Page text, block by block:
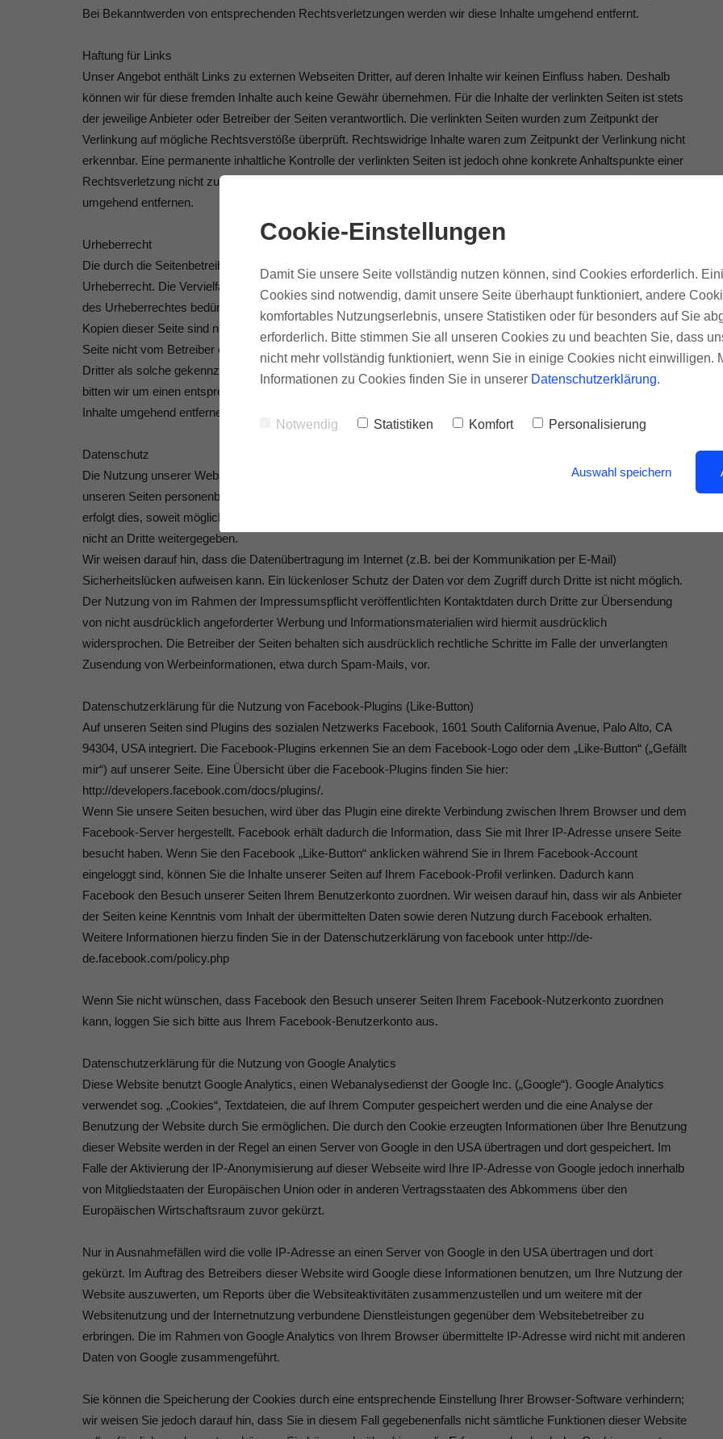
Bei Bekanntwerden von entsprechenden Rechtsverletzungen werden wir diese Inhalte umgehend entfernt.
Haftung für Links
Unser Angebot enthält Links zu externen Webseiten Dritter, auf deren Inhalte wir keinen Einfluss haben. Deshalb
können wir für diese fremden Inhalte auch keine Gewähr übernehmen. Für die Inhalte der verlinkten Seiten ist stets
der jeweilige Anbieter oder Betreiber der Seiten verantwortlich. Die verlinkten Seiten wurden zum Zeitpunkt der
Verlinkung auf mögliche Rechtsverstöße überprüft. Rechtswidrige Inhalte waren zum Zeitpunkt der Verlinkung nicht
erkennbar. Eine permanente inhaltliche Kontrolle der verlinkten Seiten ist jedoch ohne konkrete Anhaltspunkte einer
Rechtsverletzung nicht zumutbar. Bei Bekanntwerden von Rechtsverletzungen werden wir derartige Links
umgehend entfernen.
Urheberrecht
Die durch die Seitenbetreiber erstellten Inhalte und Werke auf diesen Seiten unterliegen dem deutschen
Urheberrecht. Die Vervielfältigung, Bearbeitung, Verbreitung und jede Art der Verwertung außerhalb der Grenzen
des Urheberrechtes bedürfen der schriftlichen Zustimmung des jeweiligen Autors bzw. Erstellers. Downloads und
Kopien dieser Seite sind nur für den privaten, nicht kommerziellen Gebrauch gestattet. Soweit die Inhalte auf dieser
Seite nicht vom Betreiber erstellt wurden, werden die Urheberrechte Dritter beachtet. Insbesondere werden Inhalte
Dritter als solche gekennzeichnet. Sollten Sie trotzdem auf eine Urheberrechtsverletzung aufmerksam werden,
bitten wir um einen entsprechenden Hinweis. Bei Bekanntwerden von Rechtsverletzungen werden wir derartige
Inhalte umgehend entfernen.
Datenschutz
Die Nutzung unserer Webseite ist in der Regel ohne Angabe personenbezogener Daten möglich. Soweit auf
unseren Seiten personenbezogene Daten (beispielsweise Name, Anschrift oder eMail-Adressen) erhoben werden,
erfolgt dies, soweit möglich, stets auf freiwilliger Basis. Diese Daten werden ohne Ihre ausdrückliche Zustimmung
nicht an Dritte weitergegeben.
Wir weisen darauf hin, dass die Datenübertragung im Internet (z.B. bei der Kommunikation per E-Mail)
Sicherheitslücken aufweisen kann. Ein lückenloser Schutz der Daten vor dem Zugriff durch Dritte ist nicht möglich.
Der Nutzung von im Rahmen der Impressumspflicht veröffentlichten Kontaktdaten durch Dritte zur Übersendung
von nicht ausdrücklich angeforderter Werbung und Informationsmaterialien wird hiermit ausdrücklich
widersprochen. Die Betreiber der Seiten behalten sich ausdrücklich rechtliche Schritte im Falle der unverlangten
Zusendung von Werbeinformationen, etwa durch Spam-Mails, vor.
Datenschutzerklärung für die Nutzung von Facebook-Plugins (Like-Button)
Auf unseren Seiten sind Plugins des sozialen Netzwerks Facebook, 1601 South California Avenue, Palo Alto, CA
94304, USA integriert. Die Facebook-Plugins erkennen Sie an dem Facebook-Logo oder dem „Like-Button“ („Gefällt
mir“) auf unserer Seite. Eine Übersicht über die Facebook-Plugins finden Sie hier:
http://developers.facebook.com/docs/plugins/.
Wenn Sie unsere Seiten besuchen, wird über das Plugin eine direkte Verbindung zwischen Ihrem Browser und dem
Facebook-Server hergestellt. Facebook erhält dadurch die Information, dass Sie mit Ihrer IP-Adresse unsere Seite
besucht haben. Wenn Sie den Facebook „Like-Button“ anklicken während Sie in Ihrem Facebook-Account
eingeloggt sind, können Sie die Inhalte unserer Seiten auf Ihrem Facebook-Profil verlinken. Dadurch kann
Facebook den Besuch unserer Seiten Ihrem Benutzerkonto zuordnen. Wir weisen darauf hin, dass wir als Anbieter
der Seiten keine Kenntnis vom Inhalt der übermittelten Daten sowie deren Nutzung durch Facebook erhalten.
Weitere Informationen hierzu finden Sie in der Datenschutzerklärung von facebook unter http://de-
de.facebook.com/policy.php
Wenn Sie nicht wünschen, dass Facebook den Besuch unserer Seiten Ihrem Facebook-Nutzerkonto zuordnen
kann, loggen Sie sich bitte aus Ihrem Facebook-Benutzerkonto aus.
Datenschutzerklärung für die Nutzung von Google Analytics
Diese Website benutzt Google Analytics, einen Webanalysedienst der Google Inc. („Google“). Google Analytics
verwendet sog. „Cookies“, Textdateien, die auf Ihrem Computer gespeichert werden und die eine Analyse der
Benutzung der Website durch Sie ermöglichen. Die durch den Cookie erzeugten Informationen über Ihre Benutzung
dieser Website werden in der Regel an einen Server von Google in den USA übertragen und dort gespeichert. Im
Falle der Aktivierung der IP-Anonymisierung auf dieser Webseite wird Ihre IP-Adresse von Google jedoch innerhalb
von Mitgliedstaaten der Europäischen Union oder in anderen Vertragsstaaten des Abkommens über den
Europäischen Wirtschaftsraum zuvor gekürzt.
Nur in Ausnahmefällen wird die volle IP-Adresse an einen Server von Google in den USA übertragen und dort
gekürzt. Im Auftrag des Betreibers dieser Website wird Google diese Informationen benutzen, um Ihre Nutzung der
Website auszuwerten, um Reports über die Websiteaktivitäten zusammenzustellen und um weitere mit der
Websitenutzung und der Internetnutzung verbundene Dienstleistungen gegenüber dem Websitebetreiber zu
erbringen. Die im Rahmen von Google Analytics von Ihrem Browser übermittelte IP-Adresse wird nicht mit anderen
Daten von Google zusammengeführt.
Sie können die Speicherung der Cookies durch eine entsprechende Einstellung Ihrer Browser-Software verhindern;
wir weisen Sie jedoch darauf hin, dass Sie in diesem Fall gegebenenfalls nicht sämtliche Funktionen dieser Website
Cookie-Einstellungen
Damit Sie unsere Seite vollständig nutzen können, sind Cookies erforderlich.
Cookies sind notwendig, damit unsere Seite überhaupt funktioniert, andere
komfortables Nutzungserlebnis, unsere Statistiken oder für besonders auf Sie
erforderlich. Bitte stimmen Sie all unseren Cookies zu und beachten Sie, dass
nicht mehr vollständig funktioniert, wenn Sie in einige Cookies nicht einwilligen.
Informationen zu Cookies finden Sie in unserer Datenschutzerklärung.
Notwendig Statistiken Komfort Personalisierung
Auswahl speichern